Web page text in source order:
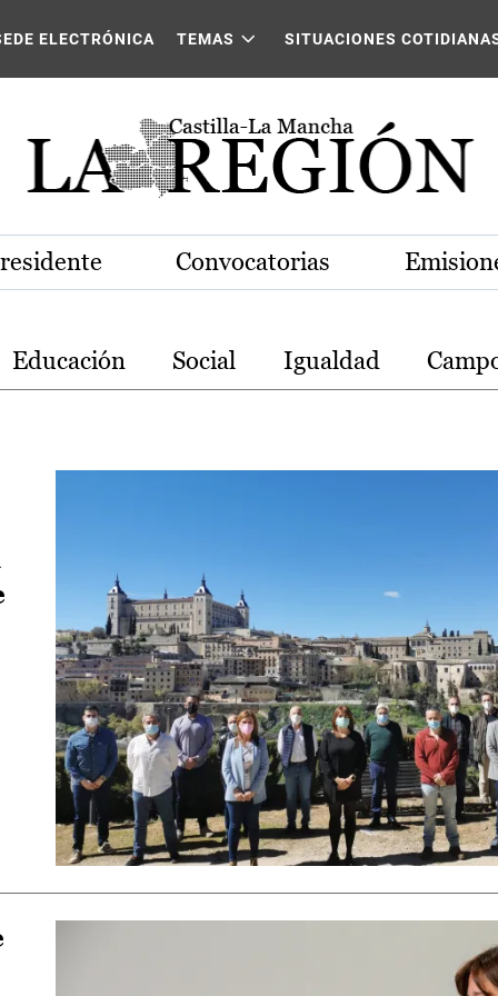
La Mancha
ELECTRÓNICA TEMAS SITUACIONES
Convocatorias
Educación Social Igualdad